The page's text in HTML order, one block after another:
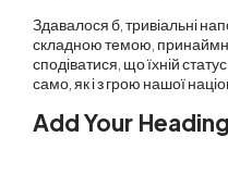
Здавалося б, тривіальні
складною темою,
сподіватися, що їхній
само, як і з грою нашої
Add Your